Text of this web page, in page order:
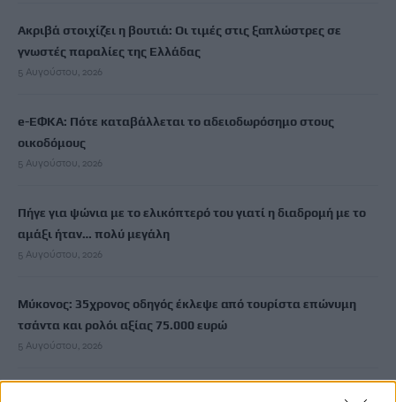
Ακριβά στοιχίζει η βουτιά: Οι τιμές στις ξαπλώστρες σε
γνωστές παραλίες της Ελλάδας
5 Αυγούστου, 2026
e-ΕΦΚΑ: Πότε καταβάλλεται το αδειοδωρόσημο στους
οικοδόμους
5 Αυγούστου, 2026
Πήγε για ψώνια με το ελικόπτερό του γιατί η διαδρομή με το
αμάξι ήταν… πολύ μεγάλη
5 Αυγούστου, 2026
Μύκονος: 35χρονος οδηγός έκλεψε από τουρίστα επώνυμη
τσάντα και ρολόι αξίας 75.000 ευρώ
5 Αυγούστου, 2026